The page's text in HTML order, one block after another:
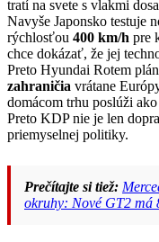
tratí na svete s vlakmi
Navyše Japonsko testuje
rýchlosťou 400 km/h pre
chce dokázať, že jej
Preto Hyundai Rotem
zahraničia vrátane
domácom trhu poslúži ako
Preto KDP nie je len
priemyselnej politiky.
Prečítajte si tiež:
okruhy: Nové GT2 má